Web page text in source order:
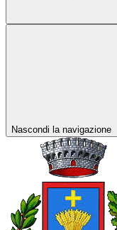
Nascondi la navigazione